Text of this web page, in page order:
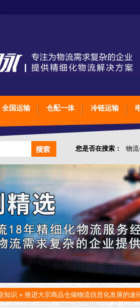
全国运输 仓配一体 冷链运输
您是否在搜索： 物
仓储综合专业定制物
知识 » 推进大宗商品仓储物流信息化发展的途